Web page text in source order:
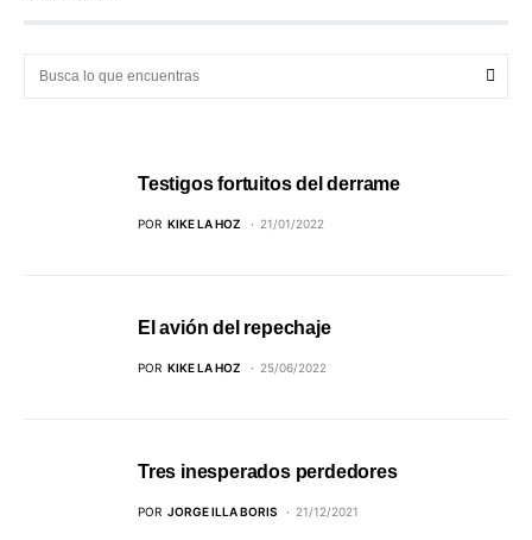
Testigos fortuitos del derrame
POR KIKE LA HOZ 21/01/2022
El avión del repechaje
POR KIKE LA HOZ 25/06/2022
Tres inesperados perdedores
POR JORGE ILLA BORIS 21/12/2021